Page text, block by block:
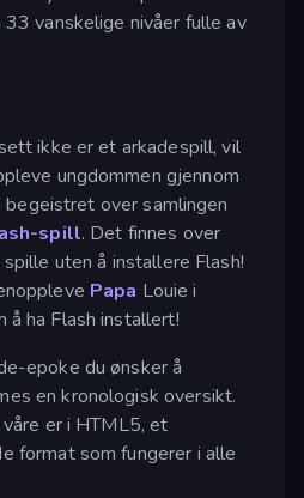
vanskelige nivåer fulle av
ikke er et arkadespill, vil
ungdommen gjennom
over samlingen
spill. Det finnes over
uten å installere Flash!
Papa Louie i
å ha Flash installert!
epoke du ønsker å
en kronologisk oversikt.
er i HTML5, et
format som fungerer i alle